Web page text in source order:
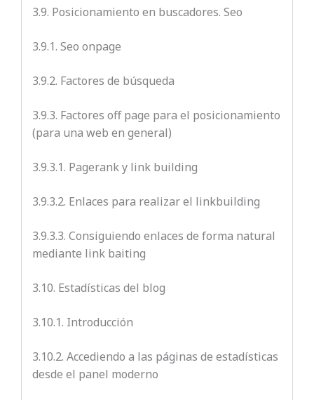
3.9. Posicionamiento en buscadores. Seo
3.9.1. Seo onpage
3.9.2. Factores de búsqueda
3.9.3. Factores off page para el posicionamiento
(para una web en general)
3.9.3.1. Pagerank y link building
3.9.3.2. Enlaces para realizar el linkbuilding
3.9.3.3. Consiguiendo enlaces de forma natural
mediante link baiting
3.10. Estadísticas del blog
3.10.1. Introducción
3.10.2. Accediendo a las páginas de estadísticas
desde el panel moderno